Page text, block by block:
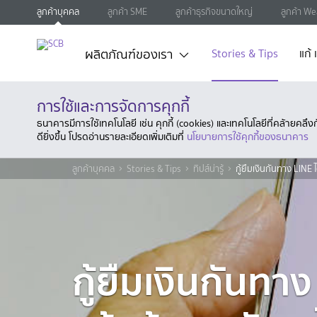
ลูกค้าบุคคล ลูกค้า SME ลูกค้าธุรกิจขนาดใหญ่ ลูกค้า
ผลิตภัณฑ์ของเรา Stories & Tips แก้
การใช้และการจัดการคุกกี้
ธนาคารมีการใช้เทคโนโลยี เช่น คุกกี้ (cookies) และเทคโนโลยีที่คล้ายค
ดียิ่งขึ้น โปรดอ่านรายละเอียดเพิ่มเติมที่ นโยบายการใช้คุกกี้ของธนาคาร
ลูกค้าบุคคล Stories & Tips ทิปส์น่ารู้ กู้ยืมเงินกันทาง LINE
กู้ยืมเงินกันทาง